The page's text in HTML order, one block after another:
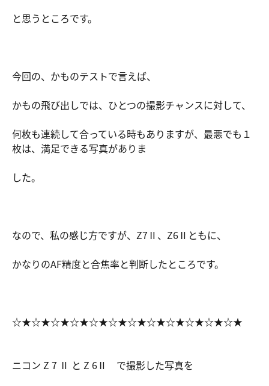
と思うところです。
今回の、かものテストで言えば、
かもの飛び出しでは、ひとつの撮影チャンスに対して、
何枚も連続して合っている時もありますが、最悪でも１
枚は、満足できる写真がありま
した。
なので、私の感じ方ですが、Z7Ⅱ、Z6Ⅱともに、
かなりのAF精度と合焦率と判断したところです。
☆★☆★☆★☆★☆★☆★☆★☆★☆★☆★☆★☆★
ニコン Z 7 Ⅱ と Z 6Ⅱ で撮影した写真を